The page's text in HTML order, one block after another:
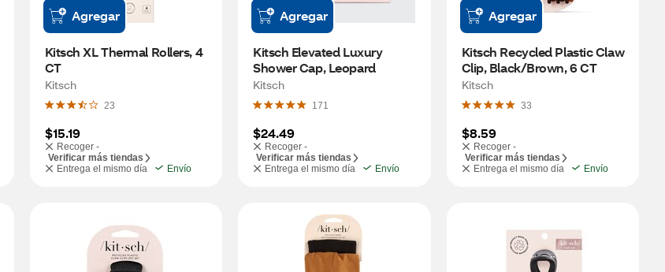
Agregar
Kitsch XL Thermal Rollers, 4
CT
Kitsch
23
$15.19
Recoger -
Verificar más tiendas
Entrega el mismo día
Envío
Agregar
Kitsch Elevated Luxury
Shower Cap, Leopard
Kitsch
171
$24.49
Recoger -
Verificar más tiendas
Entrega el mismo día
Envío
Agregar
Kitsch Recycled Plastic Claw
Clip, Black/Brown, 6 CT
Kitsch
33
$8.59
Recoger -
Verificar más tiendas
Entrega el mismo día
Envío